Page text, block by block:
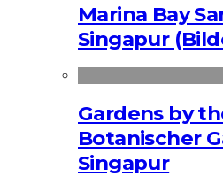
Marina Bay
Singapur
Gardens by
Botanischer
Singapur